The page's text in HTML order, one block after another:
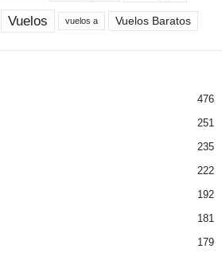
Vuelos vuelos a Vuelos Baratos
476
251
235
222
192
181
179